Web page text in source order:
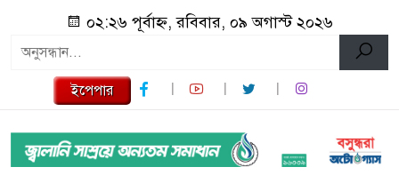
০২:২৬ পূর্বাহ্ন, রবিবার, ০৯ অগাস্ট ২০২৬
ইপেপার